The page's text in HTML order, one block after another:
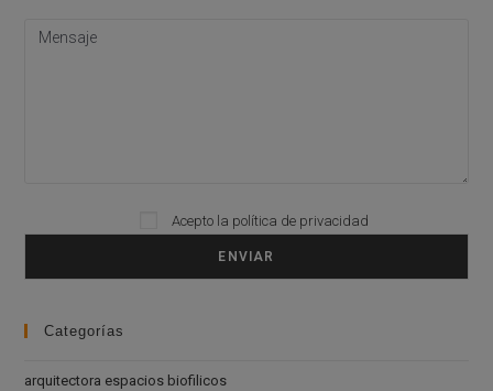
Acepto la política de privacidad
Categorías
arquitectora espacios biofilicos